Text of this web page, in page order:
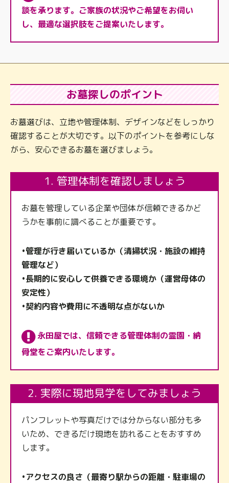
談を承ります。 ご家族の状況やご希望をお伺い
し、最適な選択肢をご提案いたします。
お墓探しのポイント
お墓選びは、立地や管理体制、デザインなどをしっかり
確認することが大切です。 以下のポイントを参考にしな
がら、安心できるお墓を選びましょう。
1. 管理体制を確認しましょう
お墓を管理している企業や団体が信頼できるかど
うかを事前に調べることが重要です。
•管理が行き届いているか（清掃状況・施設の維持
管理など）
•長期的に安心して供養できる環境か（運営母体の
安定性）
•契約内容や費用に不透明な点がないか
永田屋では、信頼できる管理体制の霊園・納
骨堂をご案内いたします。
2. 実際に現地見学をしてみましょう
パンフレットや写真だけでは分からない部分も多
いため、できるだけ現地を訪れることをおすすめ
します。
•アクセスの良さ（最寄り駅からの距離・駐車場の